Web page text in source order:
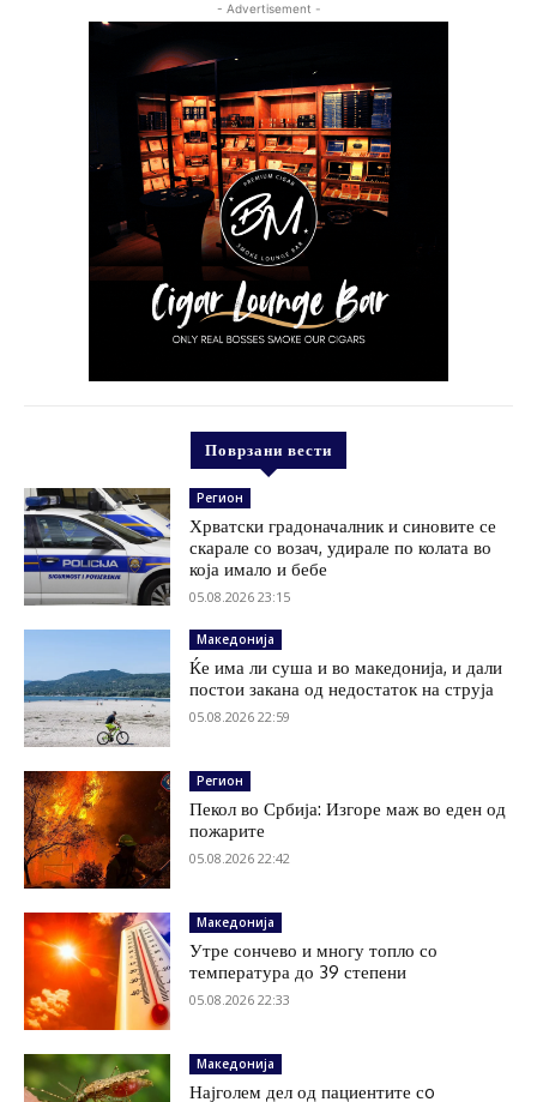
- Advertisement -
Поврзани вести
Регион
Хрватски градоначалник и синовите се
скарале со возач, удирале по колата во
која имало и бебе
05.08.2026 23:15
Македонија
Ќе има ли суша и во македонија, и дали
постои закана од недостаток на струја
05.08.2026 22:59
Регион
Пекол во Србија: Изгоре маж во еден од
пожарите
05.08.2026 22:42
Македонија
Утре сончево и многу топло со
температура до 39 степени
05.08.2026 22:33
Македонија
Најголем дел од пациентите сo